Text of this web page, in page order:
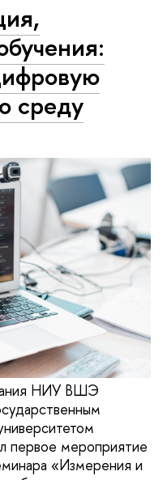
среду
НИУ ВШЭ
мероприятие
«Измерения и